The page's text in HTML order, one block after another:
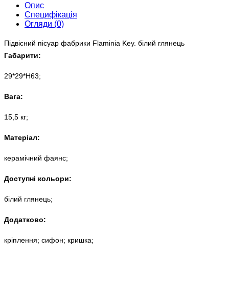
Опис
Специфікація
Огляди (0)
Підвісний пісуар фабрики Flaminia Key. білий глянець
Габарити:
29*29*Н63;
Вага:
15,5 кг;
Матеріал:
керамічний фаянс;
Доступні кольори:
білий глянець;
Додатково:
кріплення; сифон; кришка;